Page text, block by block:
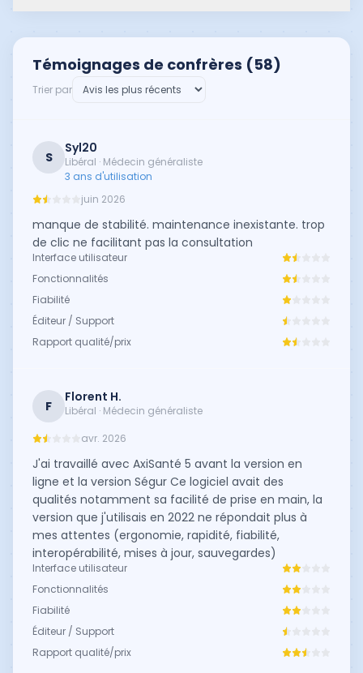
Témoignages de confrères (58)
Trier par
S
Syl20
Libéral · Médecin généraliste
3 ans d'utilisation
juin 2026
manque de stabilité. maintenance inexistante. trop
de clic ne facilitant pas la consultation
Interface utilisateur
Fonctionnalités
Fiabilité
Éditeur / Support
Rapport qualité/prix
F
Florent H.
Libéral · Médecin généraliste
avr. 2026
J'ai travaillé avec AxiSanté 5 avant la version en
ligne et la version Ségur Ce logiciel avait des
qualités notamment sa facilité de prise en main, la
version que j'utilisais en 2022 ne répondait plus à
mes attentes (ergonomie, rapidité, fiabilité,
interopérabilité, mises à jour, sauvegardes)
Interface utilisateur
Fonctionnalités
Fiabilité
Éditeur / Support
Rapport qualité/prix